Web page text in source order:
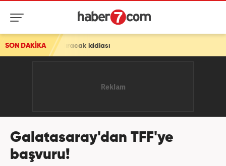
SON DAKİKA
iddiası
Galatasaray'dan TFF'ye
başvuru!